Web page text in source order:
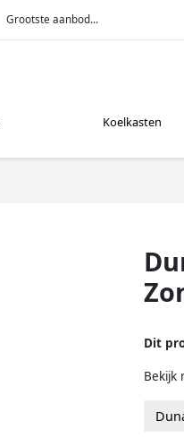
Grootste aanbod...
Koelkasten
Dit
Bekijk